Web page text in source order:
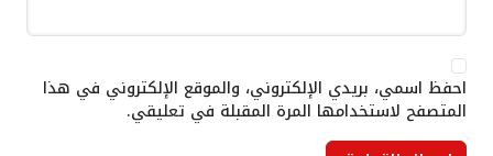
احفظ اسمي، بريدي الإلكتروني، والموقع الإلكتروني في هذا
المتصفح لاستخدامها المرة المقبلة في تعليقي.